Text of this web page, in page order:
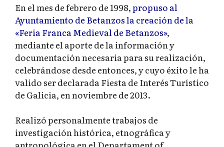
En el mes de febrero de 1998,propuso al
Ayuntamiento de Betanzos la creación de la
«Feria Franca Medieval de Betanzos»,
mediante el aporte de la información y
documentación necesaria para su realización,
celebrándose desde entonces, y cuyo éxito le ha
valido ser declarada Fiesta de Interés Turístico
de Galicia, en noviembre de 2013.
Realizó personalmente trabajos de
investigación histórica, etnográfica y